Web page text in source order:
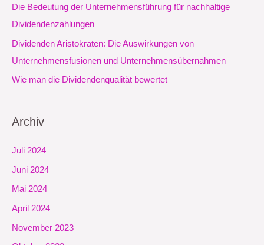
Die Bedeutung der Unternehmensführung für nachhaltige
Dividendenzahlungen
Dividenden Aristokraten: Die Auswirkungen von
Unternehmensfusionen und Unternehmensübernahmen
Wie man die Dividendenqualität bewertet
Archiv
Juli 2024
Juni 2024
Mai 2024
April 2024
November 2023